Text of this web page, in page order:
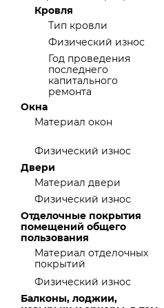
Кровля
Тип кровли
Физический износ
Год проведения
последнего
капитального
ремонта
Окна
Материал окон
Физический износ
Двери
Материал двери
Физический износ
Отделочные покрытия
помещений общего
пользования
Материал отделочных
покрытий
Физический износ
Балконы, лоджии,